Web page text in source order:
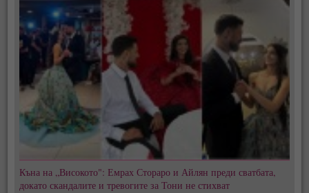
Къна на „Високото": Емрах Стораро и Айлян преди сватбата,
докато скандалите и тревогите за Тони не стихват